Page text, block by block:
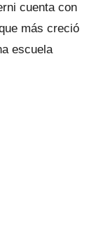
cuenta con
más creció
escuela